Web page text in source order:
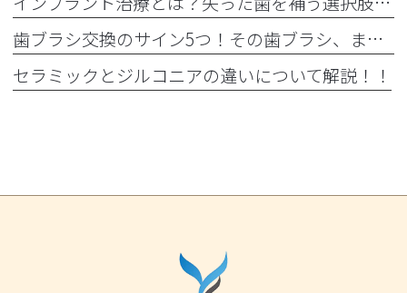
歯ブラシ交換のサイン5つ！その歯ブラシ、まだ使っていませんか？🪥
セラミックとジルコニアの違いについて解説！！